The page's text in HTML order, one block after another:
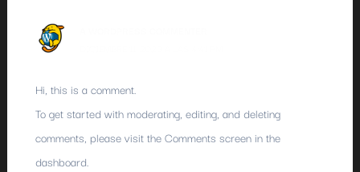
Hi, this is a comment.
To get started with moderating, editing, and deleting
comments, please visit the Comments screen in the
dashboard.